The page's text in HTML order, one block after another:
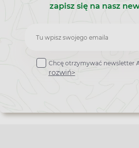
zapisz się na nasz
Zapisz
do
newslettera
Chcę otrzymywać newsletter
rozwiń>